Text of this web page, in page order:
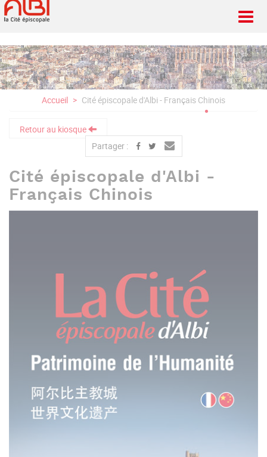
Aller
au
Accueil Cité épiscopale d'Albi - Français Chinois
Retour au kiosque
Partager :
Cité épiscopale d'Albi -
Français Chinois